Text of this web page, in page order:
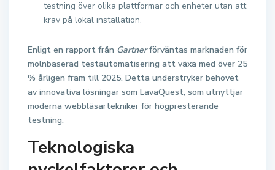
testning över olika plattformar och enheter utan att
krav på lokal installation.
Enligt en rapport från Gartnerförväntas marknaden för
molnbaserad testautomatisering att växa med över 25
% årligen fram till 2025. Detta understryker behovet
av innovativa lösningar som LavaQuest, som utnyttjar
moderna webbläsartekniker för högpresterande
testning.
Teknologiska